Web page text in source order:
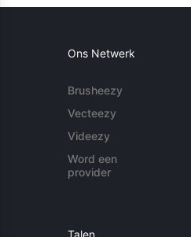
Ons Netwerk
Brusheezy
Vecteezy
Videezy
Word een
provider
Talen